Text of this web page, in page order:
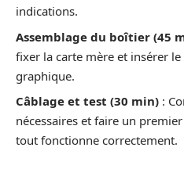
indications.
Assemblage du boîtier (45
fixer la carte mère et insérer le
graphique.
Câblage et test (30 min) :
nécessaires et faire un
tout fonctionne correctement.